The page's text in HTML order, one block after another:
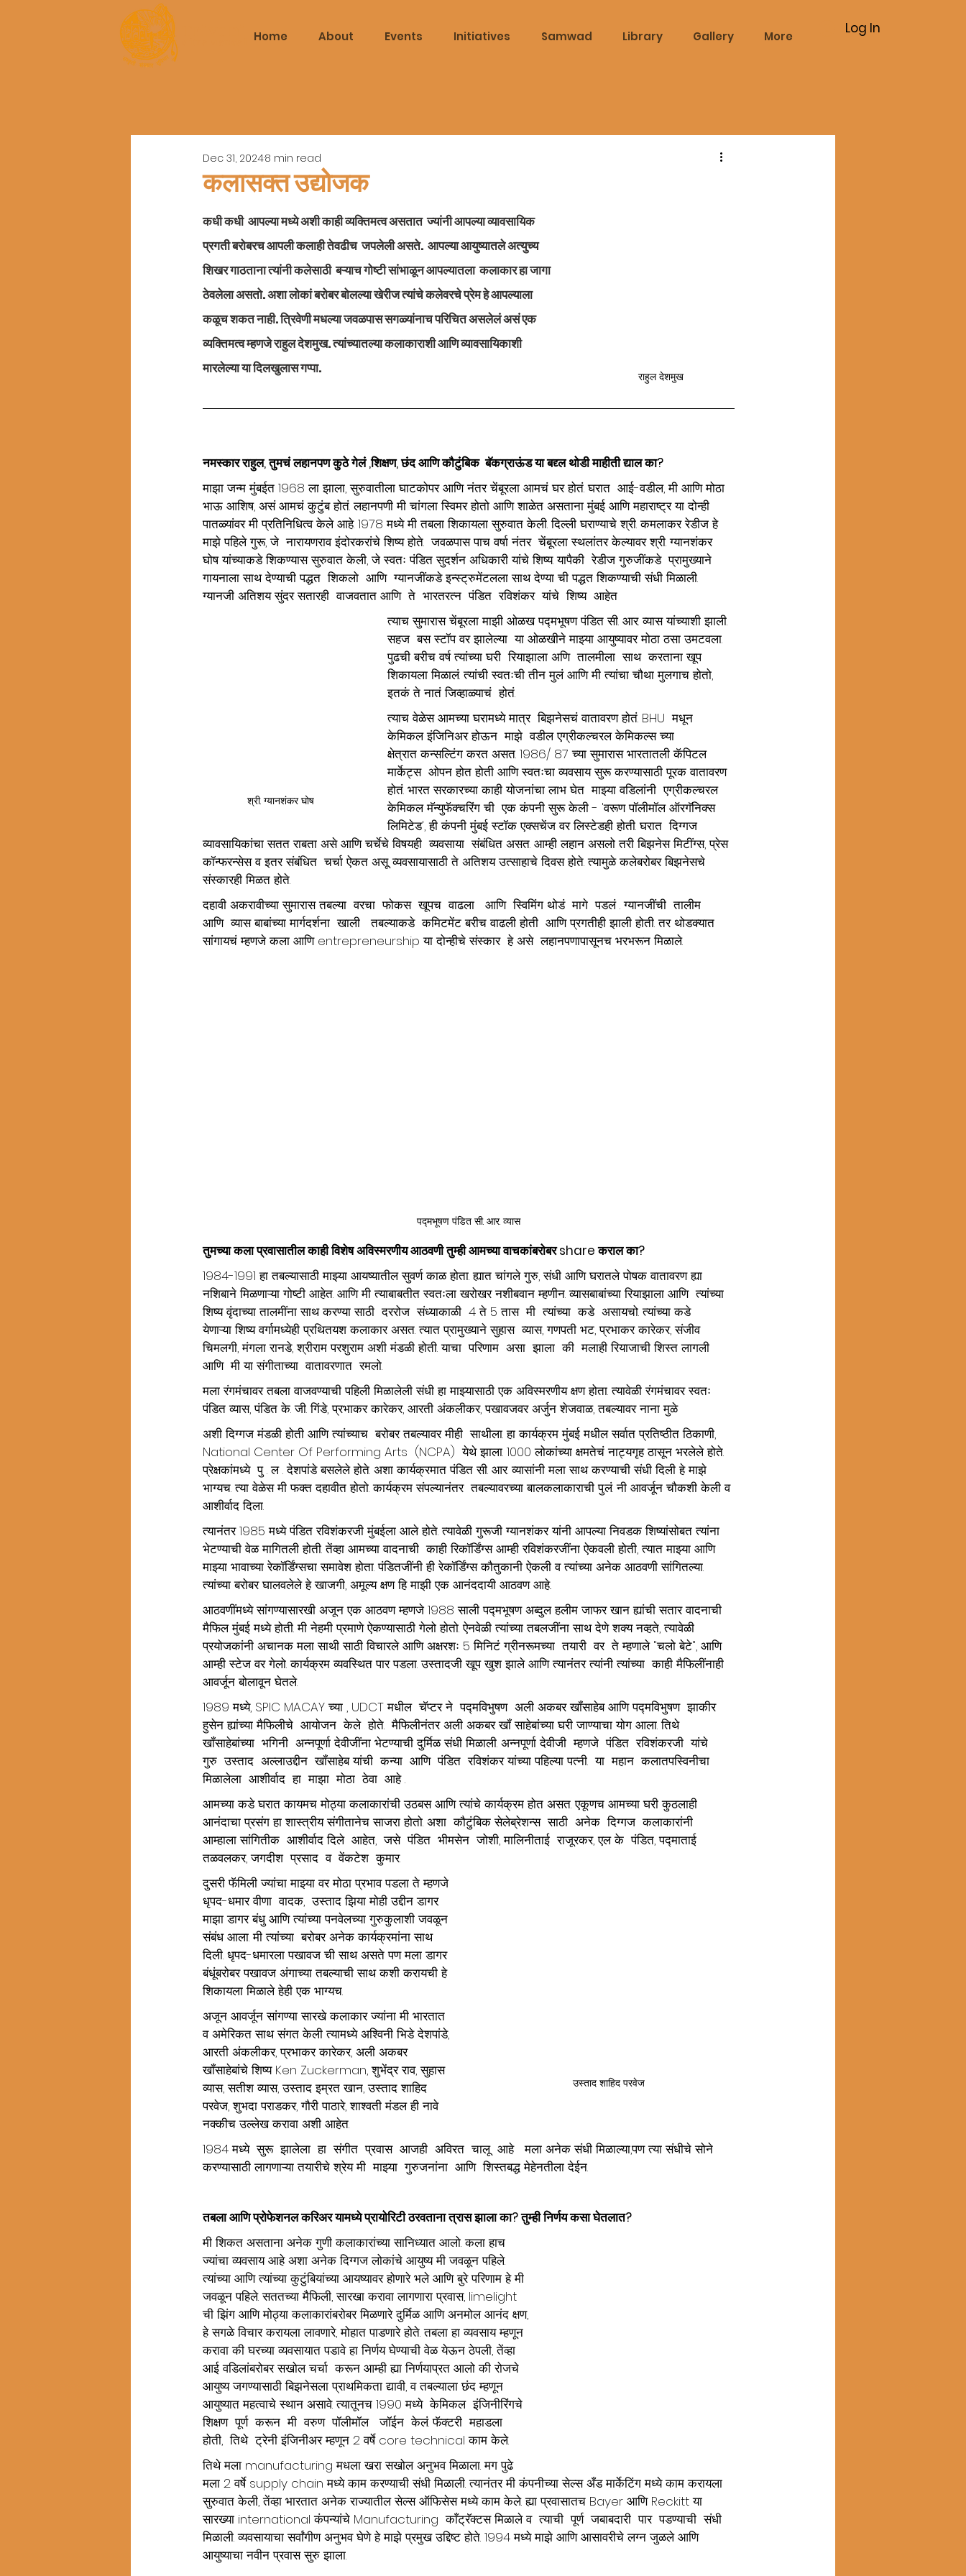
Home About Events Initiatives Samwad Library Gallery More Log In
कलासक्त उद्योजक
Dec 31, 20248 min read
राहुल देशमुख
कधी कधी  आपल्या मध्ये अशी काही व्यक्तिमत्व असतात  ज्यांनी आपल्या व्यावसायिक
प्रगती बरोबरच आपली कलाही तेवढीच  जपलेली असते.  आपल्या आयुष्यातले अत्युच्य
शिखर गाठताना त्यांनी कलेसाठी  बऱ्याच गोष्टी सांभाळून आपल्यातला  कलाकार हा जागा
ठेवलेला असतो. अशा लोकां बरोबर बोलल्या खेरीज त्यांचे कलेवरचे प्रेम हे आपल्याला
कळूच शकत नाही. ​​त्रिवेणी मधल्या जवळपास सगळ्यांनाच परिचित असलेलं असं एक
व्यक्तिमत्व म्हणजे राहुल देशमुख. त्यांच्यातल्या कलाकाराशी आणि व्यावसायिकाशी
मारलेल्या या दिलखुलास गप्पा.
नमस्कार राहुल, तुमचं लहानपण कुठे गेलं ,शिक्षण, छंद आणि कौटुंबिक  बॅकग्राऊंड या बद्द्ल थोडी माहीती द्याल का?
माझा जन्म मुंबईत 1968 ला झाला, सुरुवातीला घाटकोपर आणि नंतर चेंबूरला आमचं घर होतं. घरात  आई-वडील, मी आणि मोठा
भाऊ आशिष, असं आमचं कुटुंब होतं. लहानपणी मी चांगला स्विमर होतो आणि शाळेत असताना मुंबई आणि महाराष्ट्र या दोन्ही
पातळ्यांवर मी प्रतिनिधित्व केले आहे. 1978 मध्ये मी तबला शिकायला सुरुवात केली. दिल्ली घराण्याचे श्री. कमलाकर रेडीज हे
माझे पहिले गुरू, जे  नारायणराव इंदोरकरांचे शिष्य होते.  जवळपास पाच वर्षा नंतर  चेंबूरला स्थलांतर केल्यावर श्री. ग्यानशंकर
घोष यांच्याकडे शिकण्यास सुरुवात केली, जे स्वतः पंडित सुदर्शन अधिकारी यांचे शिष्य. यापैकी  रेडीज गुरुजींकडे  प्रामुख्याने
गायनाला साथ देण्याची पद्धत  शिकलो  आणि  ग्यानजींकडे इन्स्ट्रुमेंटलला साथ देण्या ची पद्धत शिकण्याची संधी मिळाली.
ग्यानजी अतिशय सुंदर सतारही  वाजवतात आणि  ते  भारतरत्न  पंडित  रविशंकर  यांचे  शिष्य  आहेत
श्री. ग्यानशंकर घोष
त्याच सुमारास चेंबूरला माझी ओळख पद्मभूषण पंडित सी. आर. व्यास यांच्याशी झाली.
सहज  बस स्टॉप वर झालेल्या  या ओळखीने माझ्या आयुष्यावर मोठा ठसा उमटवला.
पुढची बरीच वर्ष त्यांच्या घरी  रियाझाला अणि  तालमीला  साथ  करताना खूप
शिकायला मिळालं. त्यांची स्वतःची तीन मुलं आणि मी त्यांचा चौथा मुलगाच होतो,
इतकं ते नातं जिव्हाळ्याचं  होतं.
त्याच वेळेस आमच्या घरामध्ये मात्र  बिझनेसचं वातावरण होतं. BHU  मधून
केमिकल इंजिनिअर होऊन  माझे  वडील एग्रीकल्चरल केमिकल्स च्या
क्षेत्रात कन्सल्टिंग करत असत. 1986/ 87 च्या सुमारास भारतातली कॅपिटल
मार्केट्स  ओपन होत होती आणि स्वतःचा व्यवसाय सुरू करण्यासाठी पूरक वातावरण
होतं. भारत सरकारच्या काही योजनांचा लाभ घेत  माझ्या वडिलांनी  एग्रीकल्चरल
केमिकल मॅन्युफॅक्चरिंग ची  एक कंपनी सुरू केली - 'वरूण पॉलीमॉल ऑरगॅनिक्स
लिमिटेड', ही कंपनी मुंबई स्टॉक एक्सचेंज वर लिस्टेडही होती. घरात  दिग्गज
व्यावसायिकांचा सतत राबता असे आणि चर्चेचे विषयही  व्यवसाया संबंधित असत. आम्ही लहान असलो तरी बिझनेस मिटींग्स, प्रेस
कॉन्फरन्सेस व इतर संबंधित  चर्चा ऐकत असू. व्यवसायासाठी ते अतिशय उत्साहाचे दिवस होते. त्यामुळे कलेबरोबर बिझनेसचे
संस्कारही मिळत होते.
दहावी अकरावीच्या सुमारास तबल्या  वरचा  फोकस  खूपच  वाढला   आणि  स्विमिंग थोडं  मागे  पडलं . ग्यानजींची  तालीम
आणि  व्यास बाबांच्या मार्गदर्शना  खाली
तबल्याकडे  कमिटमेंट बरीच वाढली होती  आणि प्रगतीही झाली होती. तर थोडक्यात
सांगायचं म्हणजे कला आणि entrepreneurship या दोन्हीचे संस्कार  हे असे  लहानपणापासूनच भरभरून मिळाले.
पद्मभूषण पंडित सी. आर. व्यास
तुमच्या कला प्रवासातील काही विशेष अविस्मरणीय आठवणी तुम्ही आमच्या वाचकांबरोबर share कराल का?
1984-1991 हा तबल्यासाठी माझ्या आयष्यातील सुवर्ण काळ होता. ह्यात चांगले गुरु, संधी आणि घरातले पोषक वातावरण ह्या
नशिबाने मिळणाऱ्या गोष्टी आहेत. आणि मी त्याबाबतीत स्वतःला खरोखर नशीबवान म्हणीन. व्यासबाबांच्या रियाझाला आणि  त्यांच्या
शिष्य वृंदाच्या तालमींना साथ करण्या साठी  दररोज  संध्याकाळी 4 ते 5 तास  मी  त्यांच्या  कडे  असायचो. त्यांच्या कडे
येणाऱ्या शिष्य वर्गामध्येही प्रथितयश कलाकार असत. त्यात प्रामुख्याने सुहास  व्यास, गणपती भट, प्रभाकर कारेकर, संजीव
चिमलगी, मंगला रानडे, श्रीराम परशुराम अशी मंडळी होती. याचा  परिणाम  असा  झाला  की  मलाही रियाजाची शिस्त लागली
आणि  मी या संगीताच्या  वातावरणात  रमलो.
मला रंगमंचावर तबला वाजवण्याची पहिली मिळालेली संधी हा माझ्यासाठी एक अविस्मरणीय क्षण होता. त्यावेळी रंगमंचावर स्वतः
पंडित व्यास, पंडित के. जी. गिंडे, प्रभाकर कारेकर, आरती अंकलीकर, पखावजवर अर्जुन शेजवाळ, तबल्यावर नाना मुळे
अशी दिग्गज मंडळी होती आणि त्यांच्याच  बरोबर तबल्यावर मीही साथीला. हा कार्यक्रम मुंबई मधील सर्वात प्रतिष्ठीत ठिकाणी,
National Center Of Performing Arts  (NCPA)  येथे झाला. 1000 लोकांच्या क्षमतेचं नाट्यगृह ठासून भरलेले होते.
प्रेक्षकांमध्ये  पु . ल . देशपांडे बसलेले होते. अशा कार्यक्रमात पंडित सी. आर. व्यासांनी मला साथ करण्याची संधी दिली हे माझे
भाग्यच. त्या वेळेस मी फक्त दहावीत होतो. कार्यक्रम संपल्यानंतर  तबल्यावरच्या बालकलाकाराची पु.लं. नी आवर्जून चौकशी केली व
आशीर्वाद दिला.
त्यानंतर 1985 मध्ये पंडित रविशंकरजी मुंबईला आले होते. त्यावेळी गुरूजी ग्यानशंकर यांनी आपल्या निवडक शिष्यांसोबत त्यांना
भेटण्याची वेळ मागितली होती. तेंव्हा आमच्या वादनाची  काही रिकॉर्डिंग्स आम्ही रविशंकरजींना ऐकवली होती, त्यात माझ्या आणि
माझ्या भावाच्या रेकॉर्डिंग्सचा समावेश होता. पंडितजींनी ही रेकॉर्डिंग्स कौतुकानी ऐकली व त्यांच्या अनेक आठवणी सांगितल्या.
त्यांच्या बरोबर घालवलेले हे खाजगी, अमूल्य क्षण हि माझी एक आनंददायी आठवण आहे..
आठवणींमध्ये सांगण्यासारखी अजून एक आठवण म्हणजे 1988 साली पद्मभूषण अब्दुल हलीम जाफर खान ह्यांची सतार वादनाची
मैफिल मुंबई मध्ये होती. मी नेहमी प्रमाणे ऐकण्यासाठी गेलो होतो. ऐनवेळी त्यांच्या तबलजींना साथ देणे शक्य नव्हते, त्यावेळी
प्रयोजकांनी अचानक मला साथी साठी विचारले आणि अक्षरशः 5 मिनिटं ग्रीनरूमच्या  तयारी  वर  ते म्हणाले "चलो बेटे", आणि
आम्ही स्टेज वर गेलो. कार्यक्रम व्यवस्थित पार पडला. उस्तादजी खूप खुश झाले आणि त्यानंतर त्यांनी त्यांच्या  काही मैफिलींनाही
आवर्जून बोलावून घेतले.
1989 मध्ये, SPIC MACAY च्या , UDCT मधील  चॅप्टर ने  पद्मविभुषण  अली अकबर खॉंसाहेब आणि पद्मविभुषण  झाकीर
हुसेन ह्यांच्या मैफिलीचे  आयोजन  केले  होते.  मैफिलीनंतर अली अकबर खॉं साहेबांच्या घरी जाण्याचा योग आला. तिथे
खॉंसाहेबांच्या  भगिनी  अन्नपूर्णा देवीजींना भेटण्याची दुर्मिळ संधी मिळाली. अन्नपूर्णा देवीजी  म्हणजे  पंडित  रविशंकरजी  यांचे
गुरु  उस्ताद  अल्लाउद्दीन  खॉंसाहेब यांची  कन्या  आणि  पंडित  रविशंकर यांच्या पहिल्या पत्नी.  या  महान  कलातपस्विनीचा
मिळालेला  आशीर्वाद  हा  माझा  मोठा  ठेवा  आहे .
आमच्या कडे घरात कायमच मोठ्या कलाकारांची उठबस आणि त्यांचे कार्यक्रम होत असत. एकूणच आमच्या घरी कुठलाही
आनंदाचा प्रसंग हा शास्त्रीय संगीतानेच साजरा होतो. अशा  कौटुंबिक सेलेब्रेशन्स  साठी  अनेक  दिग्गज  कलाकारांनी
आम्हाला सांगितीक  आशीर्वाद दिले  आहेत,  जसे  पंडित  भीमसेन  जोशी, मालिनीताई  राजूरकर, एल के  पंडित, पद्माताई
तळवलकर, जगदीश  प्रसाद  व  वेंकटेश  कुमार.
उस्ताद शाहिद परवेज
दुसरी फॅमिली ज्यांचा माझ्या वर मोठा प्रभाव पडला ते म्हणजे
धृपद-धमार वीणा  वादक,  उस्ताद झिया मोही उद्दीन डागर.
माझा डागर बंधु आणि त्यांच्या पनवेलच्या गुरुकुलाशी जवळून
संबंध आला. मी त्यांच्या  बरोबर अनेक कार्यक्रमांना साथ
दिली. धृपद-धमारला पखावज ची साथ असते पण मला डागर
बंधूंबरोबर पखावज अंगाच्या तबल्याची साथ कशी करायची हे
शिकायला मिळाले हेही एक भाग्यच.
अजून आवर्जून सांगण्या सारखे कलाकार ज्यांना मी भारतात
व अमेरिकत साथ संगत केली त्यामध्ये अश्विनी भिडे देशपांडे,
आरती अंकलीकर, प्रभाकर कारेकर, अली अकबर
खॉंसाहेबांचे शिष्य Ken Zuckerman, शुभेंद्र राव, सुहास
व्यास, सतीश व्यास, उस्ताद इम्रत खान, उस्ताद शाहिद
परवेज, शुभदा पराडकर, गौरी पाठारे, शाश्वती मंडल ही नावे
नक्कीच उल्लेख करावा अशी आहेत.
1984 मध्ये  सुरू  झालेला  हा  संगीत  प्रवास  आजही  अविरत  चालू  आहे   मला अनेक संधी मिळाल्या,पण त्या संधीचे सोने
करण्यासाठी लागणाऱ्या तयारीचे श्रेय मी  माझ्या  गुरुजनांना  आणि  शिस्तबद्ध मेहेनतीला देईन.
तबला आणि प्रोफेशनल करिअर यामध्ये प्रायोरिटी ठरवताना त्रास झाला का? तुम्ही निर्णय कसा घेतलात?
मी शिकत असताना अनेक गुणी कलाकारांच्या सानिध्यात आलो. कला हाच
ज्यांचा व्यवसाय आहे अशा अनेक दिग्गज लोकांचे आयुष्य मी जवळून पहिले.
त्यांच्या आणि त्यांच्या कुटुंबियांच्या आयष्यावर होणारे भले आणि बुरे परिणाम हे मी
जवळून पहिले. सततच्या मैफिली, सारखा करावा लागणारा प्रवास, limelight
ची झिंग आणि मोठ्या कलाकारांबरोबर मिळणारे दुर्मिळ आणि अनमोल आनंद क्षण,
हे सगळे विचार करायला लावणारे, मोहात पाडणारे होते. तबला हा व्यवसाय म्हणून
करावा की घरच्या व्यवसायात पडावे हा निर्णय घेण्याची वेळ येऊन ठेपली, तेंव्हा
आई वडिलांबरोबर सखोल चर्चा  करून आम्ही ह्या निर्णयाप्रत आलो की रोजचे
आयुष्य जगण्यासाठी बिझनेसला प्राथमिकता द्यावी, व तबल्याला छंद म्हणून
आयुष्यात महत्वाचे स्थान असावे. त्यातूनच 1990 मध्ये  केमिकल  इंजिनीरिंगचे
शिक्षण  पूर्ण  करून  मी  वरुण  पॉलीमॉल   जॉईन  केलं. फॅक्टरी  महाडला
होती,  तिथे  ट्रेनी इंजिनीअर म्हणून 2 वर्षे core technical काम केले.
तिथे मला manufacturing मधला खरा सखोल अनुभव मिळाला. मग पुढे
मला 2 वर्षे supply chain मध्ये काम करण्याची संधी मिळाली. त्यानंतर मी कंपनीच्या सेल्स अँड मार्केटिंग मध्ये काम करायला
सुरुवात केली, तेंव्हा भारतात अनेक राज्यातील सेल्स ऑफिसेस मध्ये काम केले. ह्या प्रवासातच Bayer आणि Reckitt या
सारख्या international कंपन्यांचे Manufacturing  काँट्रॅक्टस मिळाले व  त्याची  पूर्ण  जबाबदारी  पार  पडण्याची  संधी
मिळाली. व्यवसायाचा सर्वांगीण अनुभव घेणे हे माझे प्रमुख उद्दिष्ट होते. 1994 मध्ये माझे आणि आसावरीचे लग्न जुळले आणि
आयुष्याचा नवीन प्रवास सुरु झाला.